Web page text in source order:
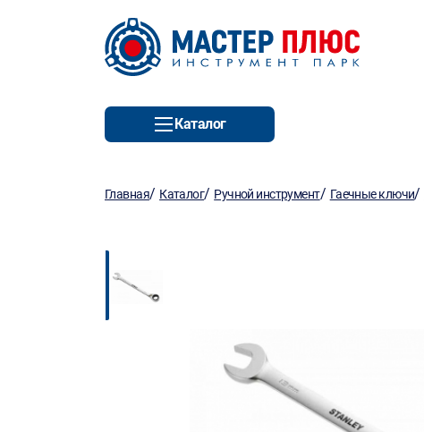
Каталог
Главная/ Каталог/ Ручной инструмент/ Гаечные ключи/